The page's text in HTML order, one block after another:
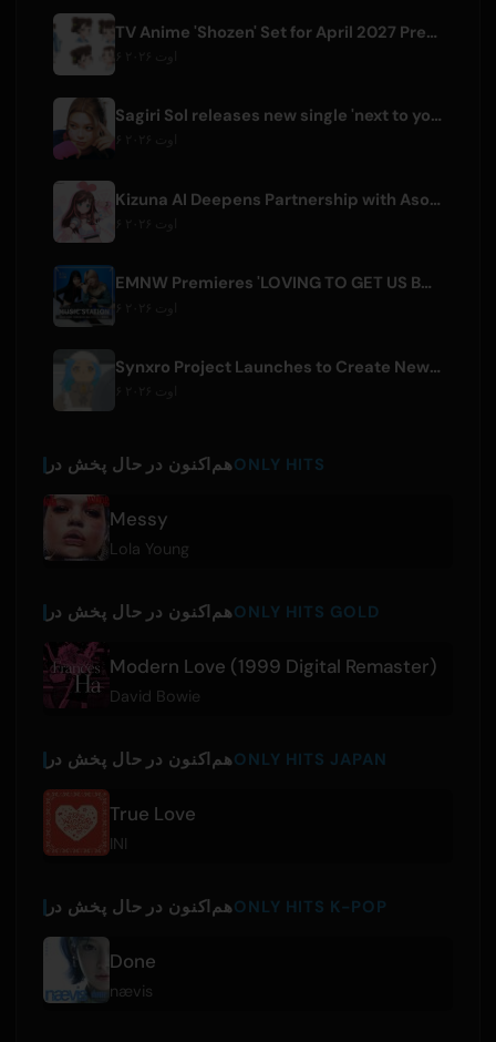
TV Anime 'Shozen' Set for April 2027 Premiere on Fuji TV
Sagiri Sol releases new single 'next to your love' after hiatus
Kizuna AI Deepens Partnership with Asobisystem Ahead of 10th Anniversary World Tour
EMNW Premieres 'LOVING TO GET US BY' Music Video on August 7
Synxro Project Launches to Create New IP from Fictional Anime Openings
هم‌اکنون در حال پخش درONLY HITS
Messy
Lola Young
هم‌اکنون در حال پخش درONLY HITS GOLD
Modern Love (1999 Digital Remaster)
David Bowie
هم‌اکنون در حال پخش درONLY HITS JAPAN
True Love
INI
هم‌اکنون در حال پخش درONLY HITS K-POP
Done
nævis